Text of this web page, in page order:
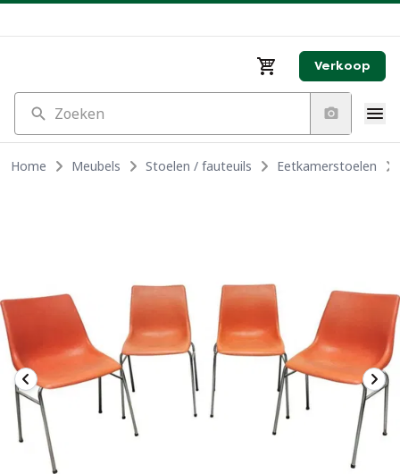
Verkoop
Zoeken
Home Meubels Stoelen / fauteuils Eetkamerstoelen